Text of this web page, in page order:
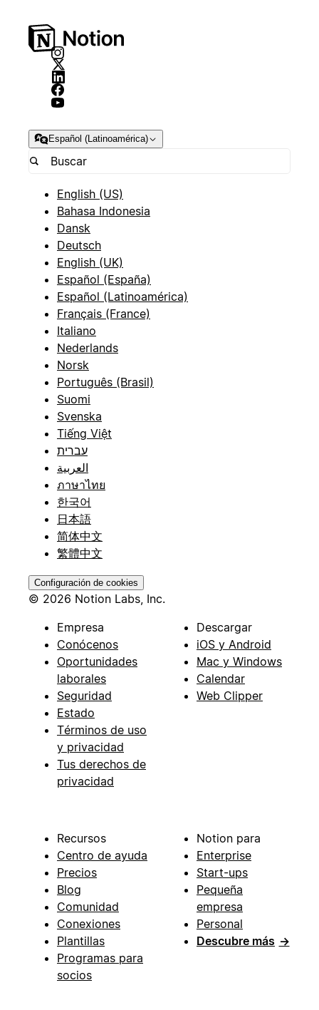
Español (Latinoamérica)
English (US)
Bahasa Indonesia
Dansk
Deutsch
English (UK)
Español (España)
Español (Latinoamérica)
Français (France)
Italiano
Nederlands
Norsk
Português (Brasil)
Suomi
Svenska
Tiếng Việt
עברית
العربية
ภาษาไทย
한국어
日本語
简体中文
繁體中文
Configuración de cookies
© 2026 Notion Labs, Inc.
Empresa
Conócenos
Oportunidades
laborales
Seguridad
Estado
Términos de uso
y privacidad
Tus derechos de
privacidad
Descargar
iOS y Android
Mac y Windows
Calendar
Web Clipper
Recursos
Centro de ayuda
Precios
Blog
Comunidad
Conexiones
Plantillas
Programas para
socios
Notion para
Enterprise
Start-ups
Pequeña
empresa
Personal
Descubre más →